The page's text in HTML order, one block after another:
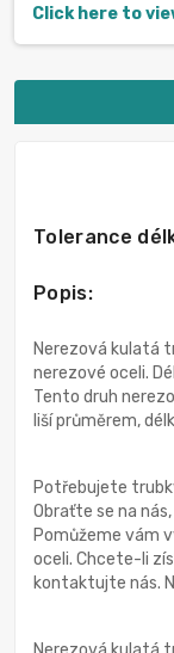
Click here to
Tolerance
Popis:
Nerezová kulatá
nerezové oceli.
Tento druh
liší průměrem,
Potřebujete
Obraťte se na
Pomůžeme vám
oceli. Chcete-li
kontaktujte nás.